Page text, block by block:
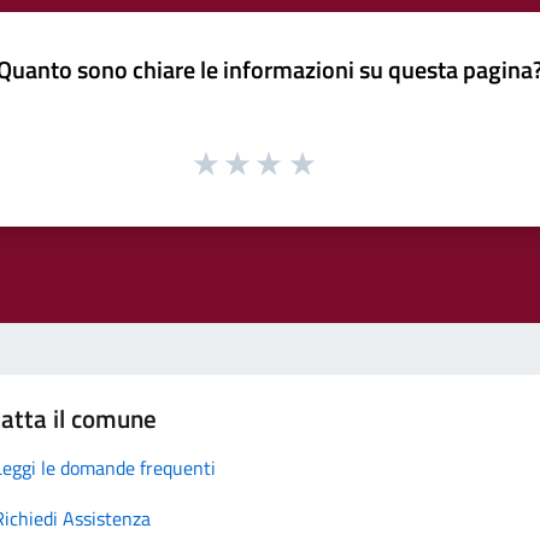
sono chiare le informazioni su questa
il comune
le domande frequenti
Assistenza